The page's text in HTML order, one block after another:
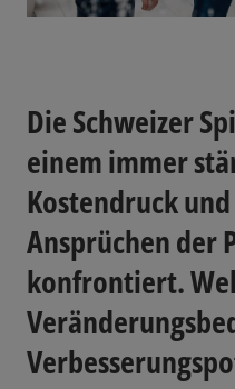
Die Schweizer
einem immer
Kostendruck
Ansprüchen der
konfrontiert.